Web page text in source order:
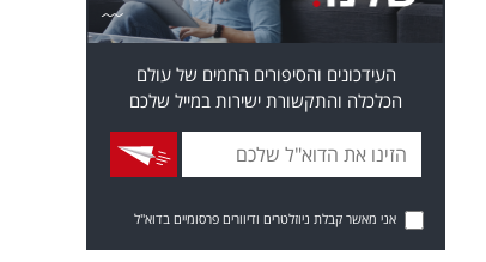
העידכונים והסיפורים החמים של עולם
הכלכלה והתקשורת ישירות במייל שלכם
אני מאשר קבלת ניוזלטרים ודיוורים פרסומיים בדוא"ל